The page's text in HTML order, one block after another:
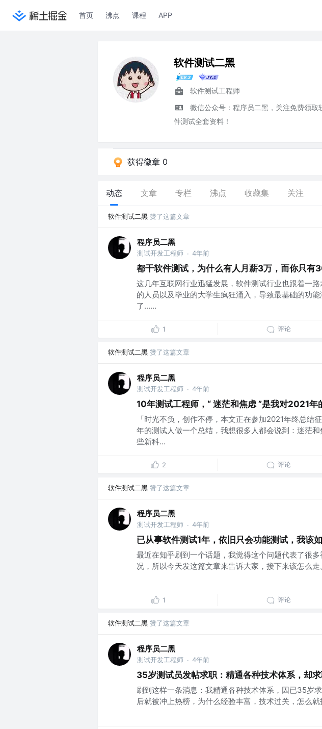
首页 沸点 课程 APP
软件测试二黑
软件测试工程师
微信公众号：程序员二黑，关注免费领取
件测试全套资料！
获得徽章 0
动态 文章 专栏 沸点 收藏集 关注
软件测试二黑 赞了这篇文章
程序员二黑
测试开发工程师 · 4年前
都干软件测试，为什么有人月薪3万，而你只有
这几年互联网行业迅猛发展，软件测试行业也跟着一
的人员以及毕业的大学生疯狂涌入，导致最基础的功
了......
1 评论
软件测试二黑 赞了这篇文章
程序员二黑
测试开发工程师 · 4年前
10年测试工程师，“ 迷茫和焦虑 ”是我对2021年
「时光不负，创作不停，本文正在参加2021年终总结
年的测试人做一个总结，我想很多人都会说到：迷茫
些新科...
2 评论
软件测试二黑 赞了这篇文章
程序员二黑
测试开发工程师 · 4年前
已从事软件测试1年，依旧只会功能测试，我该
最近在知乎刷到一个话题，我觉得这个问题代表了很
况，所以今天发这篇文章来告诉大家，接下来该怎么走
1 评论
软件测试二黑 赞了这篇文章
程序员二黑
测试开发工程师 · 4年前
35岁测试员发帖求职：精通各种技术体系，却
刷到这样一条消息：我精通各种技术体系，因已35岁
后就被冲上热榜，为什么经验丰富，技术过关，怎么